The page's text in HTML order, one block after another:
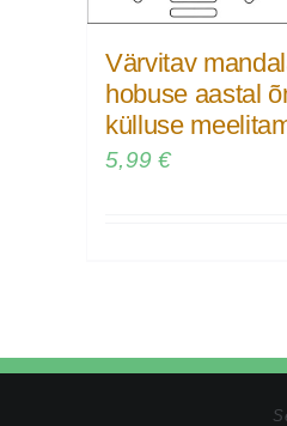
Värvitav
hobuse aastal
külluse
5,99€